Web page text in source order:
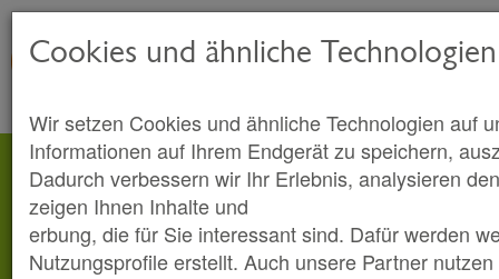
Cookies und ähnliche Technologien
Wir setzen Cookies und ähnliche Technologien auf
Informationen auf Ihrem Endgerät zu speichern,
Dadurch verbessern wir Ihr Erlebnis, analysieren
zeigen Ihnen Inhalte und
erbung, die für Sie interessant sind. Dafür werden
Nutzungsprofile erstellt. Auch unsere Partner